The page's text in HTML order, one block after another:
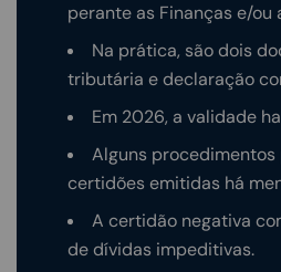
perante as Finanças e/ou
Na prática, são dois
tributária e declaração
Em 2026, a validade
Alguns
certidões emitidas há
A certidão negativa
de dívidas impeditivas.